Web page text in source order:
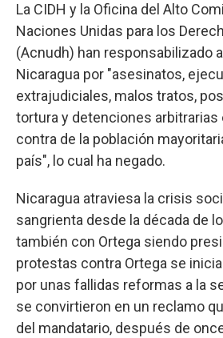
La CIDH y la Oficina del Alto
Naciones Unidas para los
(Acnudh) han responsabilizado
Nicaragua por "asesinatos,
extrajudiciales, malos tratos,
tortura y detenciones
contra de la población
país", lo cual ha negado.
Nicaragua atraviesa la crisis
sangrienta desde la década de
también con Ortega siendo
protestas contra Ortega se
por unas fallidas reformas a la
se convirtieron en un reclamo
del mandatario, después de